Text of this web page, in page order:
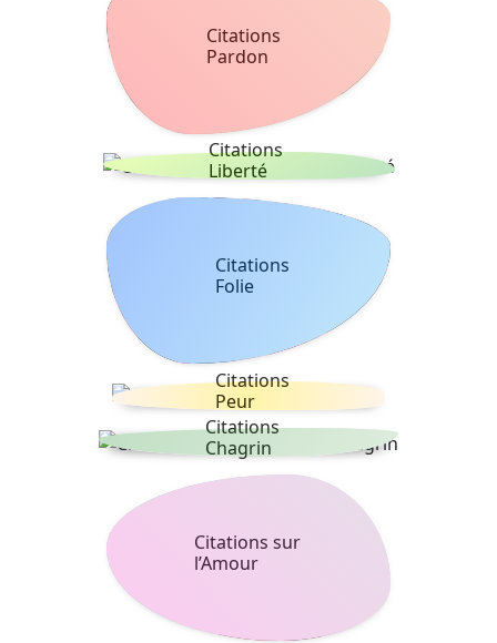
Citations
Pardon
Citations
Liberté
Citations
Folie
Citations
Peur
Citations
Chagrin
Citations sur
l’Amour